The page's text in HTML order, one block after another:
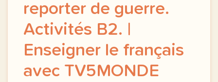
reporter de guerre.
Activités B2. |
Enseigner le français
avec TV5MONDE